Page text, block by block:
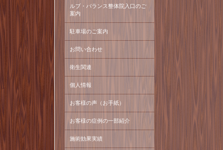
ルブ・バランス整体院入口のご
案内
駐車場のご案内
お問い合わせ
衛生関連
個人情報
お客様の声（お手紙）
お客様の症例の一部紹介
施術効果実績